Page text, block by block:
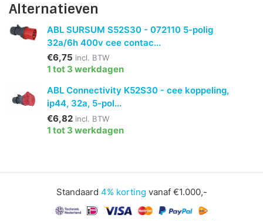
Alternatieven
ABL SURSUM S52S30 - 072110 5-polig
32a/6h 400v cee contac...
€6,75 incl. BTW
1 tot 3 werkdagen
ABL Connectivity K52S30 - cee koppeling,
ip44, 32a, 5-pol...
€6,82 incl. BTW
1 tot 3 werkdagen
Standaard 4% korting vanaf €1.000,-